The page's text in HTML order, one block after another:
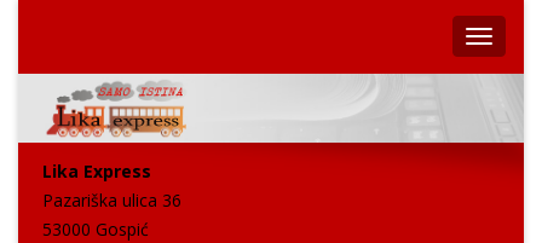
Lika Express
Pazariška ulica 36
53000 Gospić